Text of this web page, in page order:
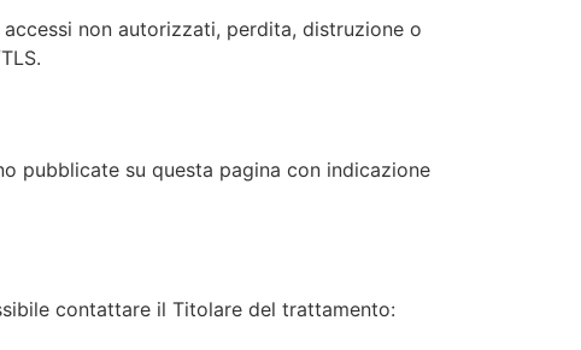
non autorizzati, perdita, distruzione o
pubblicate su questa pagina con indicazione
contattare il Titolare del trattamento: